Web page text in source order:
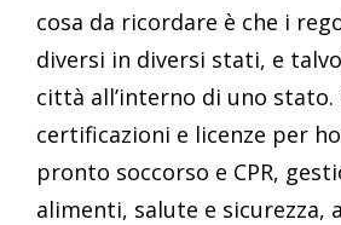
cosa da ricordare è che i
diversi in diversi stati, e
città all’interno di uno stato.
certificazioni e licenze per
pronto soccorso e CPR,
alimenti, salute e sicurezza,